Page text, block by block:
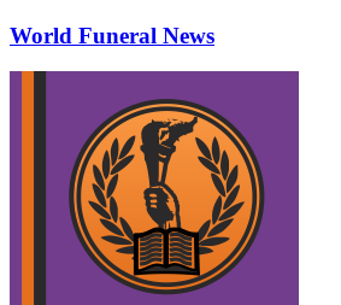
World Funeral News